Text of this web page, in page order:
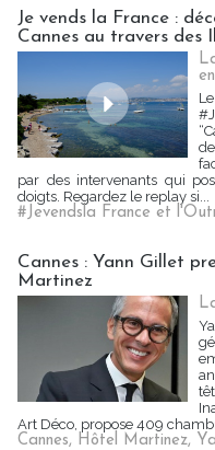
Je vends la France :
Cannes au travers des
par des intervenants qui
doigts. Regardez le replay si...
#Jevendsla France et
Cannes : Yann Gillet
Martinez
Art Déco, propose 409
Cannes, Hôtel Martinez,